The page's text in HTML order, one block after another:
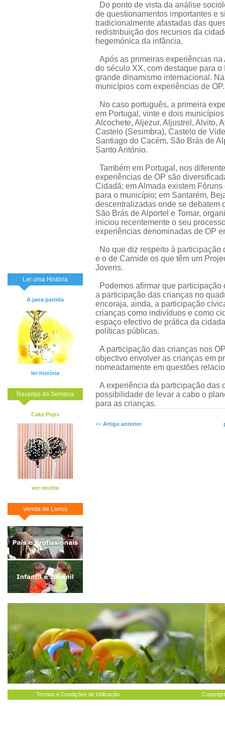
Ler uma História
A jarra partida
ler história
Receitas da Semana
Cake Pops
ver receita
Venda de Livros
Do ponto de vista da análise
de questionamentos importantes e
tradicionalmente afastadas das
redistribuição dos recursos da
hegemónica da infância.
Após as primeiras experiências
do século XX, com destaque para
grande dinamismo internacional.
municípios com experiências de OP.
No caso português, a primeira
em Portugal, vinte e dois
Alcochete, Aljezur, Aljustrel, Alvito,
Castelo (Sesimbra), Castelo de
Santiago do Cacém, São Brás de
Santo António.
Também em Portugal, nos
experiências de OP são
Cidadã; em Almada existem
para o município; em Santarém,
descentralizadas onde se debatem
São Brás de Alportel e Tomar,
iniciou recentemente o seu
experiências denominadas de OP
No que diz respeito à participação
e o de Carnide os que têm um
Jovens.
Podemos afirmar que
a participação das crianças no
encoraja, ainda, a participação
crianças como indivíduos e como
espaço efectivo de prática da
políticas públicas.
A participação das crianças nos
objectivo envolver as crianças em
nomeadamente em questões
A experiência da participação das
possibilidade de levar a cabo o
para as crianças.
<< Artigo anterior
Termos e Condições de Utilização